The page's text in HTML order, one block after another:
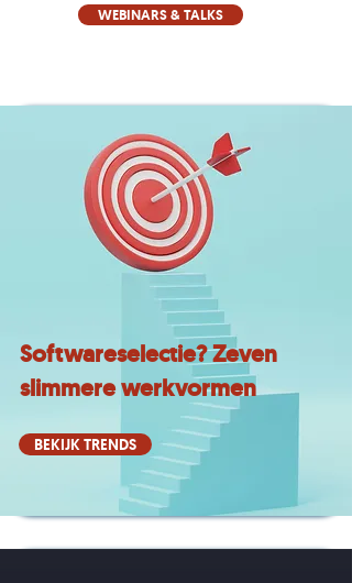
WEBINARS & TALKS
Softwareselectie? Zeven
slimmere werkvormen
BEKIJK TRENDS